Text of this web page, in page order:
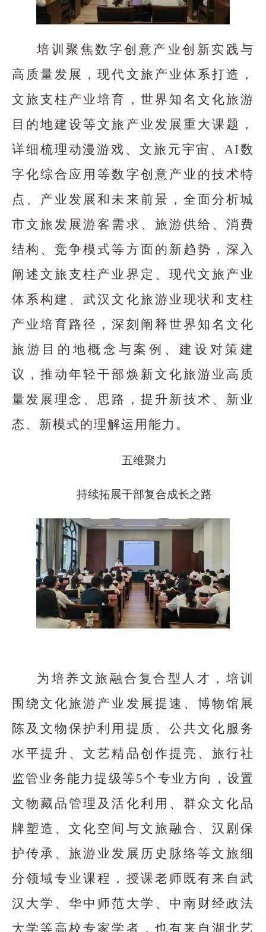
培训聚焦数字创意产业创新实践与
高质量发展，现代文旅产业体系打造，
文旅支柱产业培育，世界知名文化旅游
目的地建设等文旅产业发展重大课题，
详细梳理动漫游戏、文旅元宇宙、AI数
字化综合应用等数字创意产业的技术特
点、产业发展和未来前景，全面分析城
市文旅发展游客需求、旅游供给、消费
结构、竞争模式等方面的新趋势，深入
阐述文旅支柱产业界定、现代文旅产业
体系构建、武汉文化旅游业现状和支柱
产业培育路径，深刻阐释世界知名文化
旅游目的地概念与案例、建设对策建
议，推动年轻干部焕新文化旅游业高质
量发展理念、思路，提升新技术、新业
态、新模式的理解运用能力。
五维聚力
持续拓展干部复合成长之路
为培养文旅融合复合型人才，培训
围绕文化旅游产业发展提速、博物馆展
陈及文物保护利用提质、公共文化服务
水平提升、文艺精品创作提亮、旅行社
监管业务能力提级等5个专业方向，设置
文物藏品管理及活化利用、群众文化品
牌塑造、文化空间与文旅融合、汉剧保
护传承、旅游业发展历史脉络等文旅细
分领域专业课程，授课老师既有来自武
汉大学、华中师范大学、中南财经政法
大学等高校专家学者，也有来自湖北艺